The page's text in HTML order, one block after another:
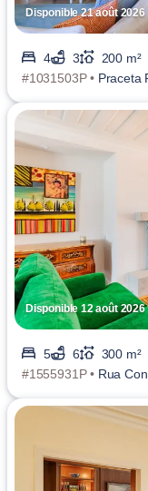
Disponible 21 août 2026
4 3
200 m²
#1031503P • Praceta
Disponible 12 août 2026
5 6
300 m²
#1555931P • Rua